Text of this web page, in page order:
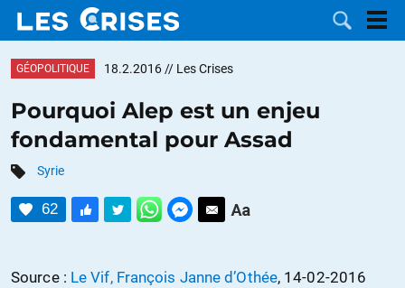
DOSSIERS
CATÉGORIES
GÉOPOLITIQUE 18.2.2016 // Les Crises
Pourquoi Alep est un enjeu
fondamental pour Assad
Syrie
62
Source : Le Vif, François Janne d’Othée, 14-02-2016